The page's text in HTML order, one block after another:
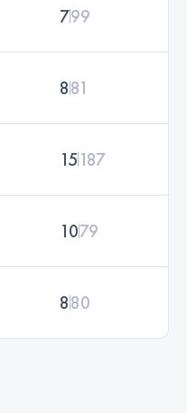
799
881
15187
1079
880